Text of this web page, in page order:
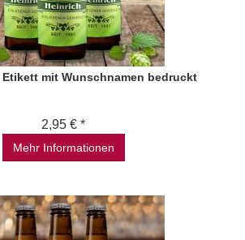
mit Wunschnamen bedruckt
2,95 € *
Mehr Informationen